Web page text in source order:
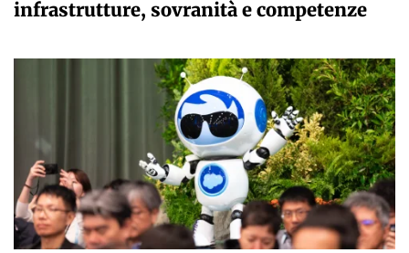
infrastrutture, sovranità e competenze